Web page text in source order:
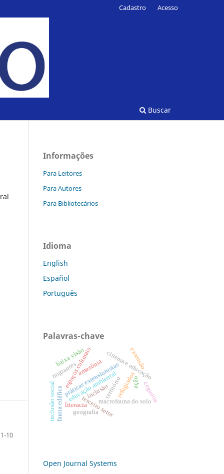
Buscar
Cadastro Acesso
1-10
Informações
Para Leitores
Para Autores
Para Bibliotecários
Idioma
English
Español
Português
Palavras-chave
espaços culturais
práticas extensionistas
amazônia
macrofauna do solo
fauna edáficaeducação ambiental
cinema e educação
terceiro setor
territóriorefugiados
migrantes
cegueira
baixa visão
inclusão social literacia
ação
inclusão
extensão
geografia
Open Journal Systems